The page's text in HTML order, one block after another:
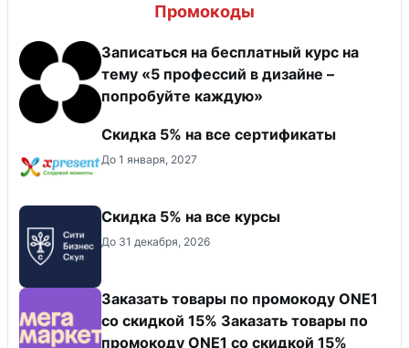
Промокоды
Записаться на бесплатный курс на
тему «5 профессий в дизайне –
попробуйте каждую»
Скидка 5% на все сертификаты
До 1 января, 2027
Скидка 5% на все курсы
До 31 декабря, 2026
Заказать товары по промокоду ONE1
со скидкой 15% Заказать товары по
промокоду ONE1 со скидкой 15%